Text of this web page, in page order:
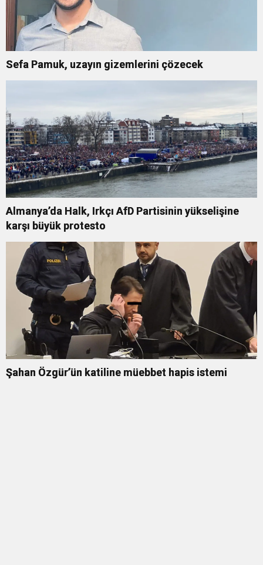
Sefa Pamuk, uzayın gizemlerini çözecek
Almanya’da Halk, Irkçı AfD Partisinin yükselişine
karşı büyük protesto
Şahan Özgür’ün katiline müebbet hapis istemi